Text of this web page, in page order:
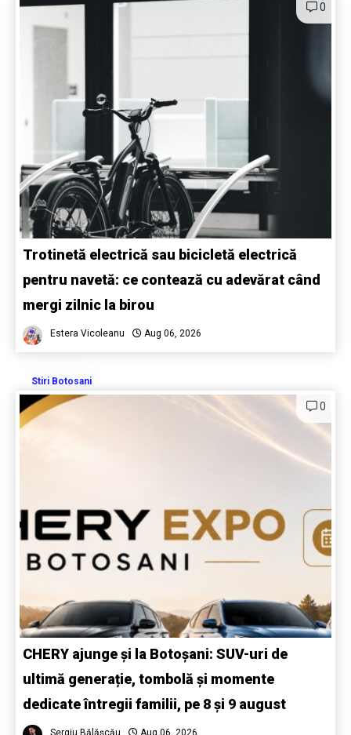
0
Trotinetă electrică sau bicicletă electrică
pentru navetă: ce contează cu adevărat când
mergi zilnic la birou
Estera Vicoleanu Aug 06, 2026
Stiri Botosani
0
CHERY ajunge și la Botoșani: SUV-uri de
ultimă generație, tombolă și momente
dedicate întregii familii, pe 8 și 9 august